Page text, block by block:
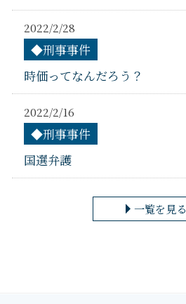
2022/2/28
◆刑事事件
時価ってなんだろう？
2022/2/16
◆刑事事件
国選弁護
一覧を見る